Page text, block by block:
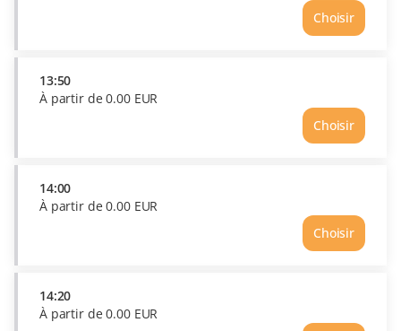
0.00
Choisir
Heure
0.00
13:50
À partir de0.00 EUR
Choisir
Heure
0.00
14:00
À partir de0.00 EUR
Choisir
Heure
14:20
À partir de0.00 EUR